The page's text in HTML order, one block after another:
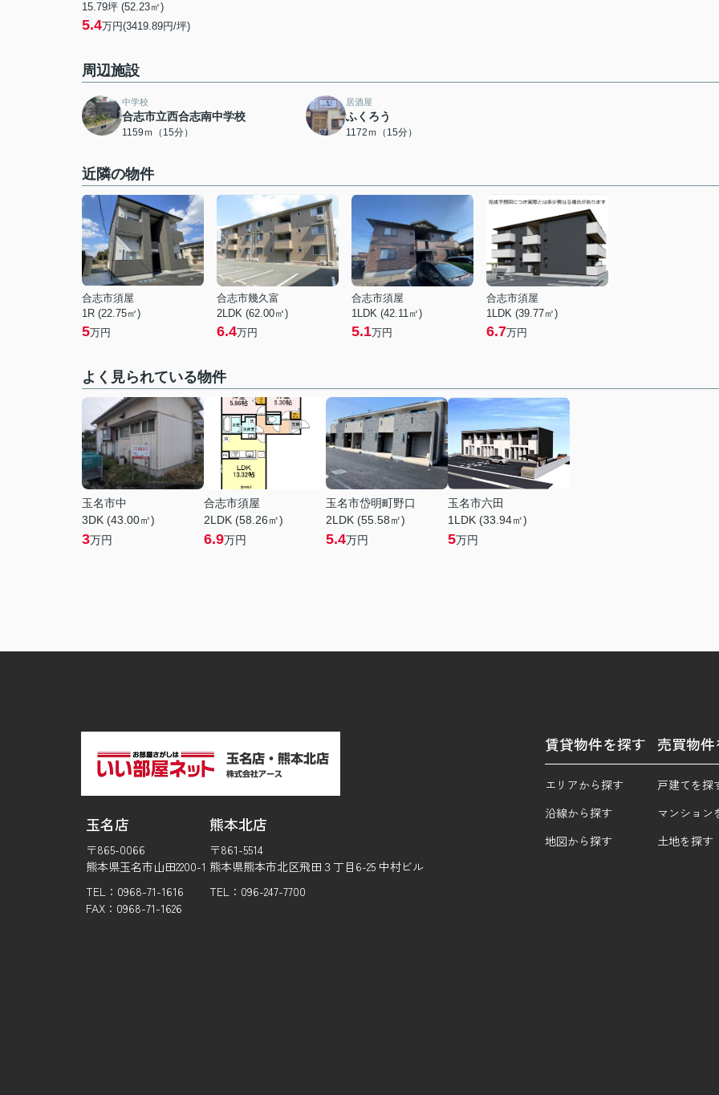
15.79坪 (52.23㎡)
5.4万円(3419.89円/坪)
周辺施設
中学校
合志市立西合志南中学校
1159ｍ（15分）
居酒屋
ふくろう
1172ｍ（15分）
近隣の物件
合志市須屋
1R (22.75㎡)
5万円
合志市幾久富
2LDK (62.00㎡)
6.4万円
合志市須屋
1LDK (42.11㎡)
5.1万円
合志市須屋
1LDK (39.77㎡)
6.7万円
よく見られている物件
玉名市中
3DK (43.00㎡)
3万円
合志市須屋
2LDK (58.26㎡)
6.9万円
玉名市岱明町野口
2LDK (55.58㎡)
5.4万円
玉名市六田
1LDK (33.94㎡)
5万円
玉名店
〒865-0066
熊本県玉名市山田2200-1
TEL：0968-71-1616
FAX：0968-71-1626
熊本北店
〒861-5514
熊本県熊本市北区飛田３丁目6-25 中村ビル
TEL：096-247-7700
賃貸物件を探す
エリアから探す
沿線から探す
地図から探す
売買物
戸建てを探
マンション
土地を探す